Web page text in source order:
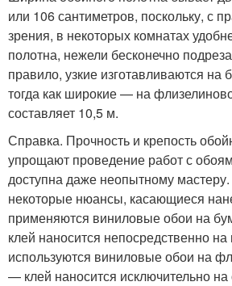
или 106 сантиметров, поскольку, с
зрения, в некоторых комнатах
полотна, нежели бесконечно
правило, узкие изготавливаются на
тогда как широкие — на
составляет 10,5 м.
Справка. Прочность и крепость
упрощают проведение работ с
доступна даже неопытному
некоторые нюансы, касающиеся
применяются виниловые обои на
клей наносится непосредственно на
используются виниловые обои на
— клей наносится исключительно на